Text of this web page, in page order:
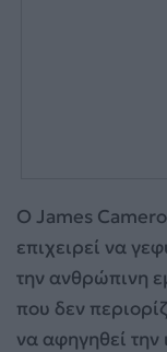
Ο James
επιχειρεί να
την ανθρώπινη
που δεν
να αφηγηθεί την